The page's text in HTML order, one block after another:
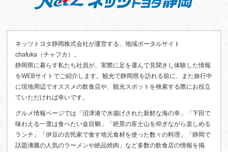
ネッツトヨタ静岡株式会社が運営する、地域ポータルサイト
chafuka（チャフカ）。
静岡県に暮らす私たち社員が、実際に足を運んで見聞きし体験した情報
をWEBサイトでご紹介します。観光で静岡県を訪れる前に、また旅行中
に現地周辺でオススメの飲食店や、観光スポットを検索する際にお役立
ていただければ幸いです。
グルメ情報ページでは「沼津港で水揚げされた新鮮な海の幸」「下田で
味わえる一度は食べたい金目鯛」「絶景の富士山を仰ぎながら楽しめる
ランチ」「伊豆の古民家で食す地元食材を使った数々の料理」「静岡で
話題沸騰の人気のラーメンや絶品焼肉」など多数の飲食店の情報を掲